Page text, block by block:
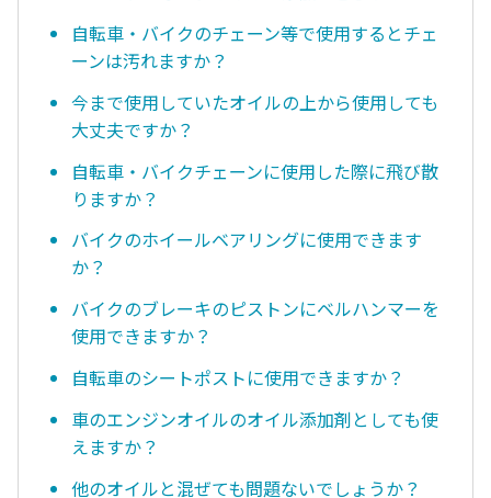
自転車・バイクのチェーン等で使用するとチェ
ーンは汚れますか？
今まで使用していたオイルの上から使用しても
大丈夫ですか？
自転車・バイクチェーンに使用した際に飛び散
りますか？
バイクのホイールベアリングに使用できます
か？
バイクのブレーキのピストンにベルハンマーを
使用できますか？
自転車のシートポストに使用できますか？
車のエンジンオイルのオイル添加剤としても使
えますか？
他のオイルと混ぜても問題ないでしょうか？